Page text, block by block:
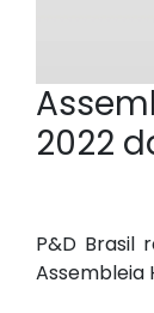
2022
P&D Brasil
Assembleia